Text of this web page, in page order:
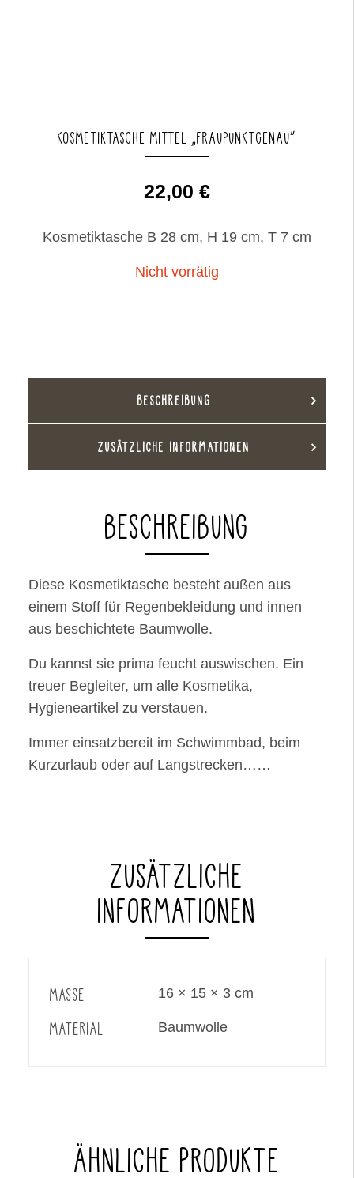
KOSMETIKTASCHE MITTEL „FRAUPUNKTGENAU“
22,00 €
Kosmetiktasche B 28 cm, H 19 cm, T 7 cm
Nicht vorrätig
BESCHREIBUNG
ZUSÄTZLICHE INFORMATIONEN
BESCHREIBUNG
Diese Kosmetiktasche besteht außen aus
einem Stoff für Regenbekleidung und innen
aus beschichtete Baumwolle.
Du kannst sie prima feucht auswischen. Ein
treuer Begleiter, um alle Kosmetika,
Hygieneartikel zu verstauen.
Immer einsatzbereit im Schwimmbad, beim
Kurzurlaub oder auf Langstrecken……
ZUSÄTZLICHE
INFORMATIONEN
MASSE 16 × 15 × 3 cm
MATERIAL Baumwolle
ÄHNLICHE PRODUKTE